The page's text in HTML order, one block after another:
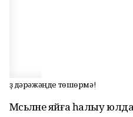
Үҙ дәрәжәңде төшөрмә!
Мәсьәләне яйға һалыу